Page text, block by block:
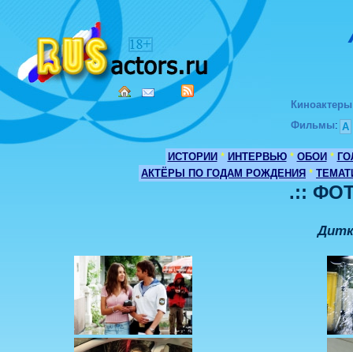
Киноактеры
Фильмы: А
ИСТОРИИ * ИНТЕРВЬЮ * ОБОИ *
АКТЁРЫ ПО ГОДАМ РОЖДЕНИЯ *
.::